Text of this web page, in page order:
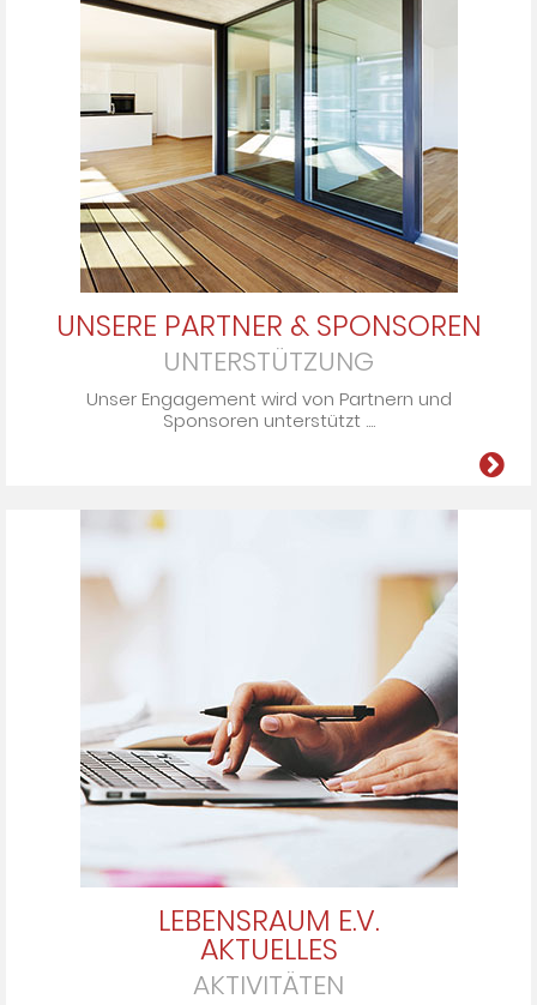
UNSERE PARTNER & SPONSOREN
UNTERSTÜTZUNG
Unser En­ga­ge­ment wird von Part­nern und
Spon­so­ren un­ter­stützt ....
LEBENSRAUM E.V.
AKTUELLES
AKTIVITÄTEN